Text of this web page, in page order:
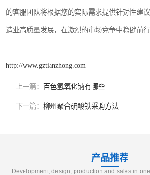
的客服团队将根据您的实际需求提供针对性建
造业高质量发展，在激烈的市场竞争中稳健前行
http://www.gztianzhong.com
上一篇： 百色氢氧化钠有哪些
下一篇： 柳州聚合硫酸铁采购方法
产品推荐
Development, design, production and sales in